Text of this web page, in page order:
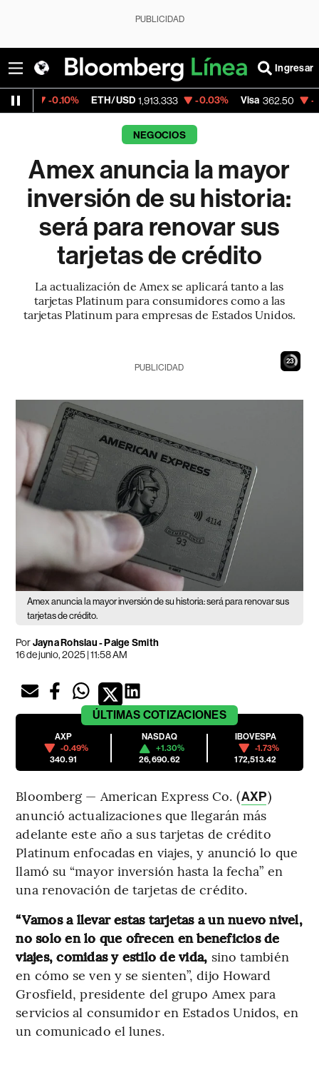
PUBLICIDAD
Ingresar
ETH/USD 1,913.333 -0.03% Visa 362.50 -2.15%
NEGOCIOS
Amex anuncia la mayor
inversión de su historia:
será para renovar sus
tarjetas de crédito
La actualización de Amex se aplicará tanto a las
tarjetas Platinum para consumidores como a las
tarjetas Platinum para empresas de Estados Unidos.
22
PUBLICIDAD
Amex anuncia la mayor inversión de su historia: será para renovar sus
tarjetas de crédito.
PorJayna Rohslau - Paige Smith
16 de junio, 2025 | 11:58 AM
ÚLTIMAS COTIZACIONES
AXP
-0.49%
340.91
NASDAQ
+1.30%
26,690.62
IBOVESPA
-1.73%
172,513.42
Bloomberg — American Express Co. (AXP)
anunció actualizaciones que llegarán más
adelante este año a sus tarjetas de crédito
Platinum enfocadas en viajes, y anunció lo que
llamó su “mayor inversión hasta la fecha” en
una renovación de tarjetas de crédito.
“Vamos a llevar estas tarjetas a un nuevo nivel,
no solo en lo que ofrecen en beneficios de
viajes, comidas y estilo de vida, sino también
en cómo se ven y se sienten”, dijo Howard
Grosfield, presidente del grupo Amex para
servicios al consumidor en Estados Unidos, en
un comunicado el lunes.